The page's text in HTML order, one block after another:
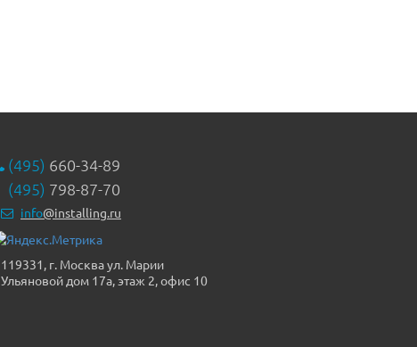
(495) 660-34-89
(495) 798-87-70
info@installing.ru
119331, г. Москва ул. Марии
Ульяновой дом 17а, этаж 2, офис 10